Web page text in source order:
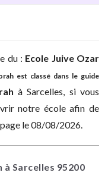
du : Ecole Juive Ozar
est classé dans le guide
à Sarcelles, si vous
notre école afin de
le 08/08/2026.
Sarcelles 95200